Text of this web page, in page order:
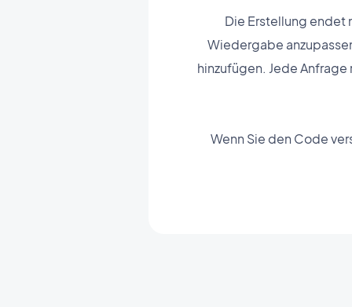
Die Erstellung endet
Wiedergabe
hinzufügen. Jede
Wenn Sie den Code